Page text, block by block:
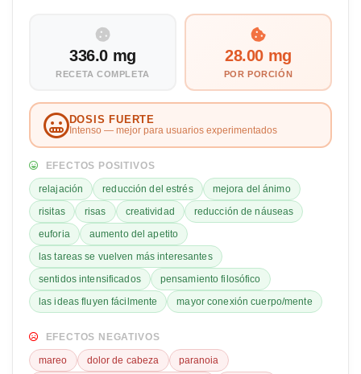
336.0 mg
RECETA COMPLETA
28.00 mg
POR PORCIÓN
DOSIS FUERTE
Intenso — mejor para usuarios experimentados
EFECTOS POSITIVOS
relajación reducción del estrés
mejora del ánimo
risitas
risas creatividad
reducción de náuseas
euforia
aumento del apetito
las tareas se vuelven más interesantes
sentidos intensificados
pensamiento filosófico
las ideas fluyen fácilmente
mayor conexión cuerpo/mente
EFECTOS NEGATIVOS
mareo dolor de cabeza
paranoia